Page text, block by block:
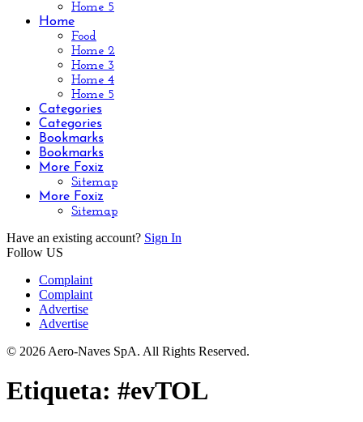
Home 5
Home
Food
Home 2
Home 3
Home 4
Home 5
Categories
Categories
Bookmarks
Bookmarks
More Foxiz
Sitemap
More Foxiz
Sitemap
Have an existing account? Sign In
Follow US
Complaint
Complaint
Advertise
Advertise
© 2026 Aero-Naves SpA. All Rights Reserved.
Etiqueta: #evTOL